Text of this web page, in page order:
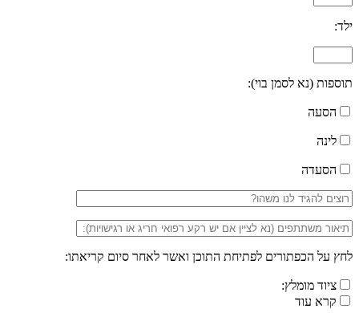
ילד:
תוספות (נא לסמן בוי):
הסעה
לינה
הסעדה
לחץ על הכפתורים לפתיחת התוכן ואשר לאחר סיום קריאתו:
ציוד מומלץ:
קרא עוד